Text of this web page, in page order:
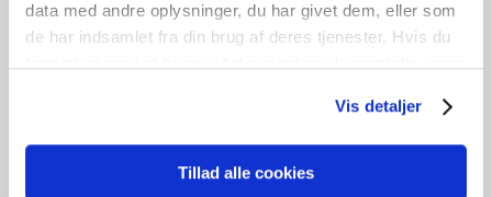
data med andre oplysninger, du har givet dem, eller som
de har indsamlet fra din brug af deres tjenester. Hvis du
Vis detaljer
Tillad alle cookies